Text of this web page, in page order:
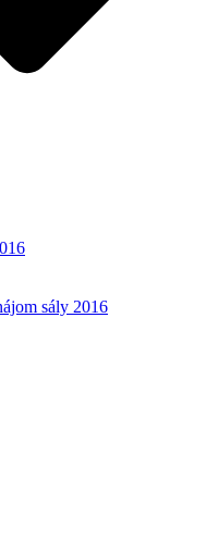
sály 2016